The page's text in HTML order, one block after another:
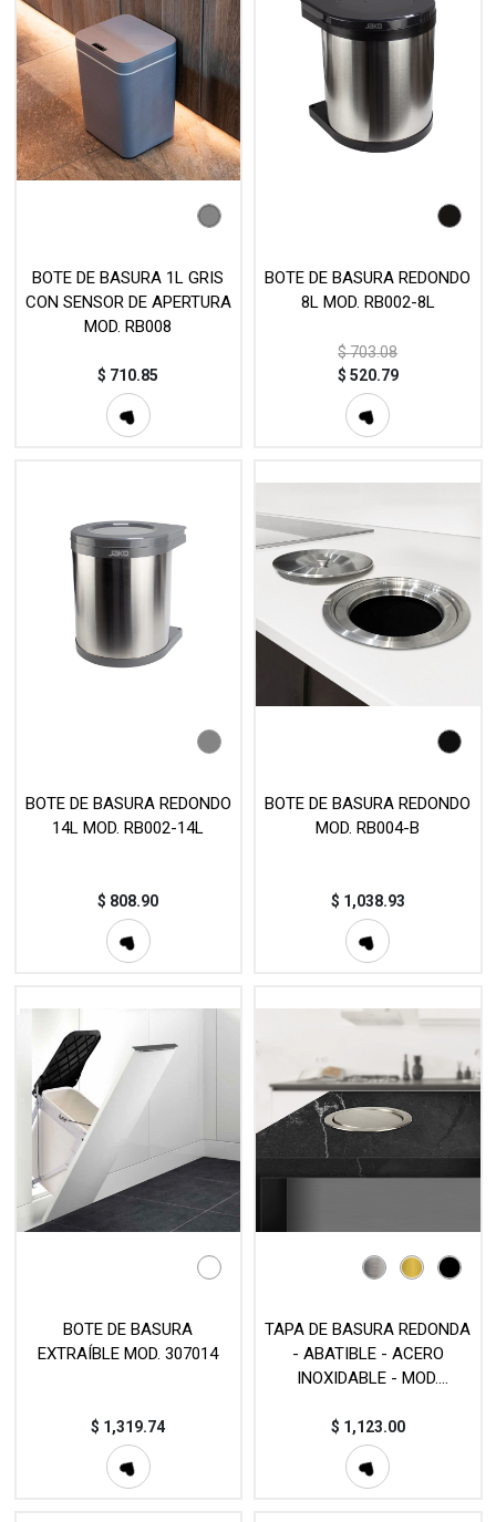
BOTE DE BASURA 1L GRIS
CON SENSOR DE APERTURA
MOD. RB008
$ 710.85
BOTE DE BASURA REDONDO
8L MOD. RB002-8L
$703.08
$ 520.79
BOTE DE BASURA REDONDO
14L MOD. RB002-14L
$ 808.90
BOTE DE BASURA REDONDO
MOD. RB004-B
$ 1,038.93
BOTE DE BASURA
EXTRAÍBLE MOD. 307014
$ 1,319.74
TAPA DE BASURA REDONDA
- ABATIBLE - ACERO
INOXIDABLE - MOD.
$ 1,123.00